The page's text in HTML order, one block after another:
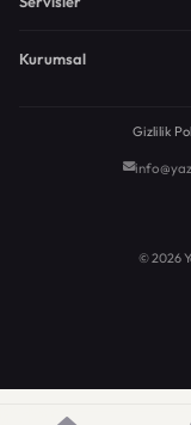
Kurumsal
Gizlilik
© 2026